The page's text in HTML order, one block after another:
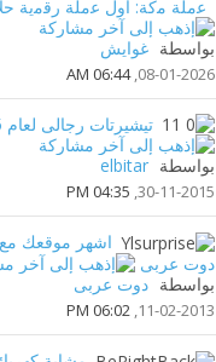
ﻋﻣﻠﺔ ﻣﻛﺔ: أول ﻋﻣﻠﺔ رﻗﻣﯾﺔ
بواسطة غوايش
08-01-2026,
06:44 AM
تيشيرتات رجالى لعام 2015
بواسطة elbitar
30-11-2015,
04:35 PM
اشهر موقعك
دوت عربى
بواسطة دوت عربى
11-02-2013,
06:02 PM